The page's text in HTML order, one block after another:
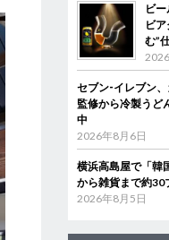
ビ
ビ
む”
セブン‐イレブン
監修から冷製うど
中
2026年8月6日
横浜高島屋で「
から雑貨まで約30
2026年8月5日